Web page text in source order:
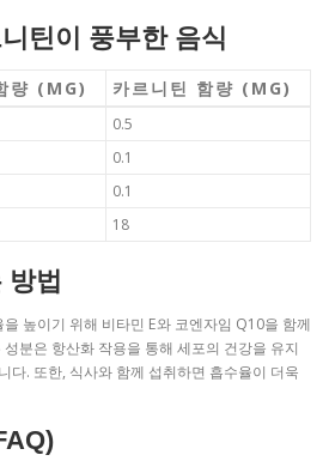
틴이 풍부한 음식
량 (MG) 카르니틴 함량 (MG)
0.5
0.1
0.1
18
법
높이기 위해 비타민 E와 코엔자임 Q10을 함께
분은 항산화 작용을 통해 세포의 건강을 유지
다. 또한, 식사와 함께 섭취하면 흡수율이 더욱